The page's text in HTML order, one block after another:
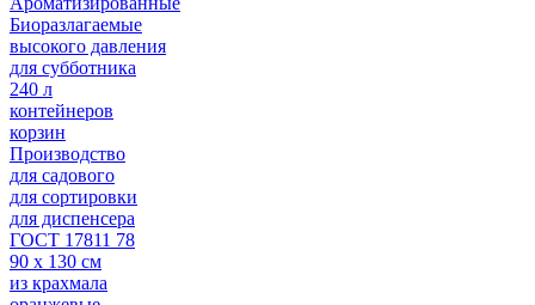
Биоразлагаемые
высокого давления
для субботника
240 л
контейнеров
корзин
Производство
для садового
для сортировки
для диспенсера
ГОСТ 17811 78
90 х 130 см
из крахмала